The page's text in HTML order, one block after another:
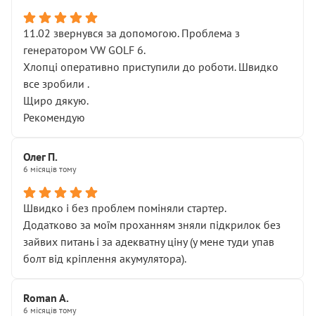
11.02 звернувся за допомогою. Проблема з
генератором VW GOLF 6.
Хлопці оперативно приступили до роботи. Швидко
все зробили .
Щиро дякую.
Рекомендую
Олег П.
6 місяців тому
Швидко і без проблем поміняли стартер.
Додатково за моїм проханням зняли підкрилок без
зайвих питань і за адекватну ціну (у мене туди упав
болт від кріплення акумулятора).
Roman A.
6 місяців тому